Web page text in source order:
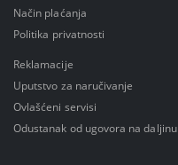
Način plaćanja
Politika privatnosti
Reklamacije
Uputstvo za naručivanje
Ovlašćeni servisi
Odustanak od ugovora na daljinu